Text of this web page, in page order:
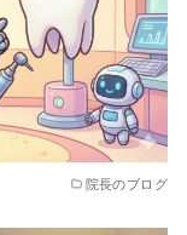
院長のブログ